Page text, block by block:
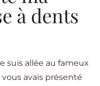
à dents
suis allée au fameux
avais présenté